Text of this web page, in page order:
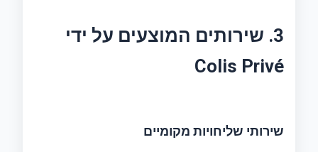
3. שירותים המוצעים על ידי
Colis Privé
שירותי שליחויות מקומיים